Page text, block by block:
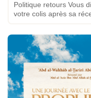
Politique retours Vous
votre colis après sa